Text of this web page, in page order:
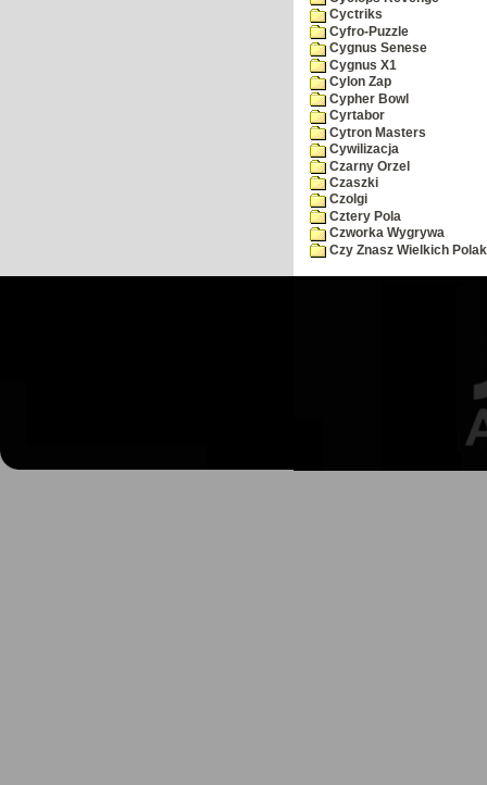
Cyctriks
Cyfro-Puzzle
Cygnus Senese
Cygnus X1
Cylon Zap
Cypher Bowl
Cyrtabor
Cytron Masters
Cywilizacja
Czarny Orzel
Czaszki
Czolgi
Cztery Pola
Czworka Wygrywa
Czy Znasz Wielkich